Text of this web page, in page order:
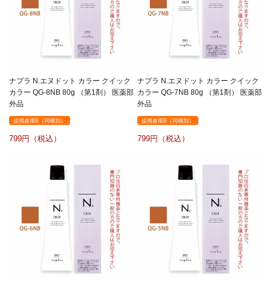
ナプラ N.エヌドット カラー クイック
カラー QG-8NB 80g （第1剤） 医薬部
外品
提携倉庫B（同梱別）
799
ナプラ N.エヌドット カラー クイック
カラー QG-7NB 80g （第1剤） 医薬部
外品
提携倉庫B（同梱別）
799